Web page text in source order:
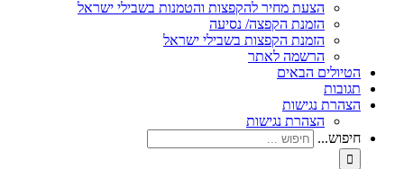
הצעת מחיר להקפצות והטמנות בשבילי ישראל
הזמנת הקפצה/ נסיעה
הזמנת הקפצות בשבילי ישראל
הרשמה לאתר
הטיולים הבאים
תגובות
הצהרת נגישות
הצהרת נגישות
חיפוש...